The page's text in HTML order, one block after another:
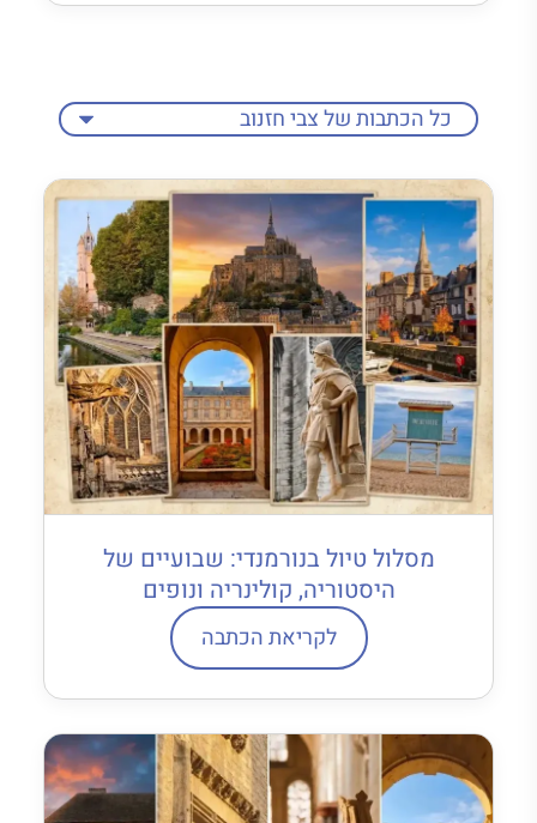
מסלול טיול בנורמנדי: שבועיים של
היסטוריה, קולינריה ונופים
לקריאת הכתבה